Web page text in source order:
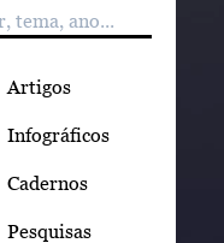
Artigos
Infográficos
Cadernos
Pesquisas